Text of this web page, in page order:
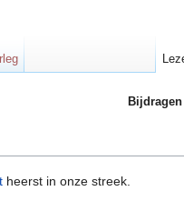
heerst in onze streek.